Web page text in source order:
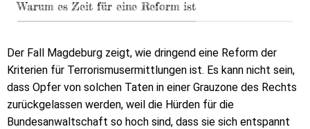
Warum es Zeit für eine Reform ist
Der Fall Magdeburg zeigt, wie dringend eine Reform der
Kriterien für Terrorismusermittlungen ist. Es kann nicht sein,
dass Opfer von solchen Taten in einer Grauzone des Rechts
zurückgelassen werden, weil die Hürden für die
Bundesanwaltschaft so hoch sind, dass sie sich entspannt